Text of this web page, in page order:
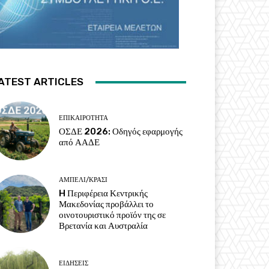
ARTICLES
ΕΠΙΚΑΙΡΌΤΗΤΑ
ΟΣΔΕ 2026: Οδηγός εφαρμογής
από ΑΑΔΕ
ΑΜΠΈΛΙ/ΚΡΑΣΊ
H Περιφέρεια Κεντρικής
Μακεδονίας προβάλλει το
οινοτουριστικό προϊόν της σε
Βρετανία και Αυστραλία
ΕΙΔΉΣΕΙΣ